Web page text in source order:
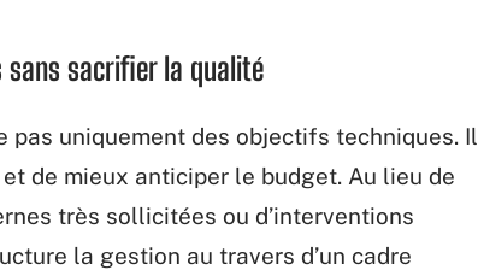
sans sacrifier la qualité
pas uniquement des objectifs techniques. Il
de mieux anticiper le budget. Au lieu de
très sollicitées ou d’interventions
la gestion au travers d’un cadre